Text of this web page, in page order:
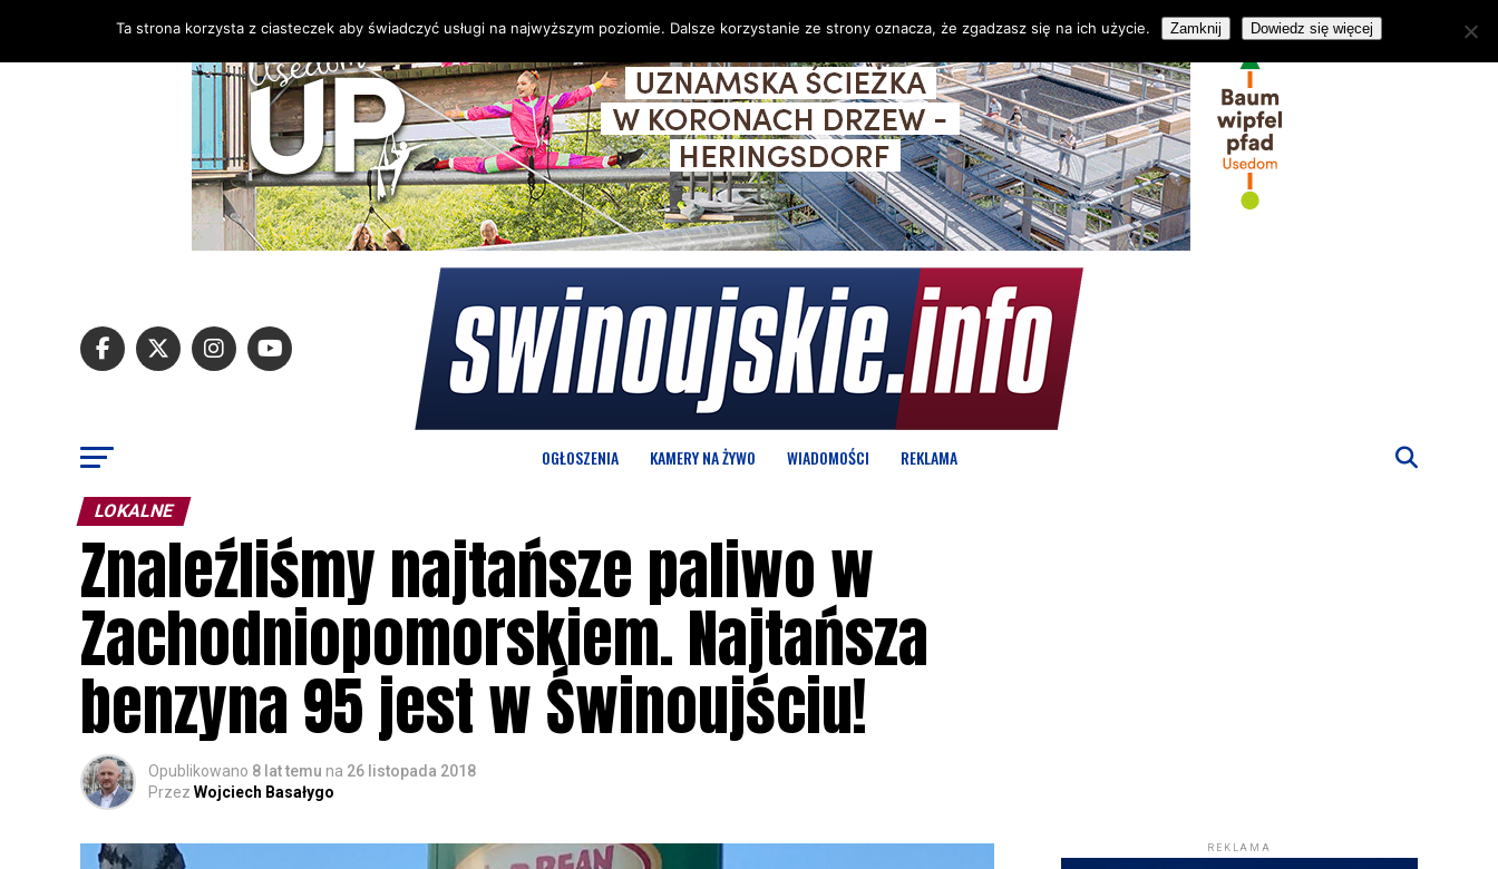
OGŁOSZENIA KAMERY NA ŻYWO WIADOMOŚCI REKLAMA
LOKALNE
Znaleźliśmy najtańsze paliwo w
Zachodniopomorskiem. Najtańsza
benzyna 95 jest w Świnoujściu!
Opublikowano 8 lat temu na 26 listopada 2018
Przez Wojciech Basałygo
REKLAMA
Ta strona korzysta z ciasteczek aby świadczyć usługi na najwyższym poziomie. Dalsze korzystanie ze strony oznacza, że zgadzasz się na ich użycie. Zamknij Dowiedz się więcej